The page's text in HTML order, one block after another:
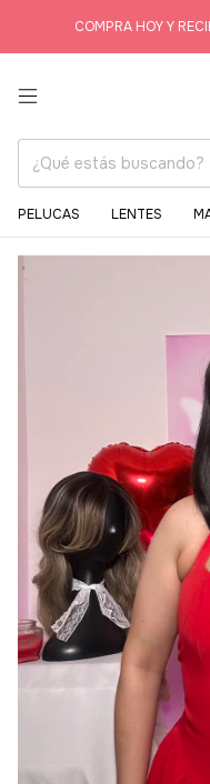
COMPRA HOY Y
PELUCAS LENTES